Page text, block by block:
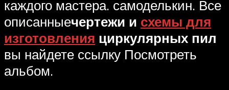
каждого мастера. самоделькин. Все
описанныечертежи и схемы для
изготовления циркулярных пил
вы найдете ссылку Посмотреть
альбом.